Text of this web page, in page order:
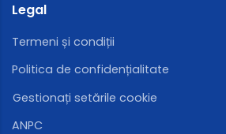
Legal
Termeni și condiții
Politica de confidențialitate
Gestionați setările cookie
ANPC